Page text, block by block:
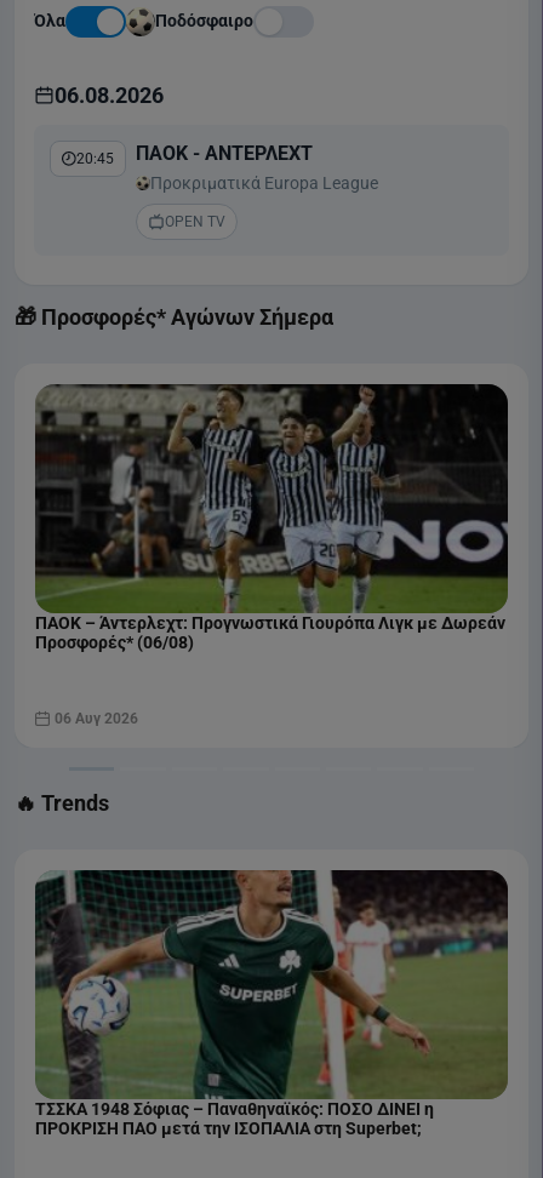
Όλα Ποδόσφαιρο
06.08.2026
20:45 ΠΑΟΚ - ΑΝΤΕΡΛΕΧΤ
Προκριματικά Europa League
OPEN TV
🎁 Προσφορές* Αγώνων Σήμερα
ΠΑΟΚ – Άντερλεχτ: Προγνωστικά Γιουρόπα Λιγκ με Δωρεάν
Προσφορές* (06/08)
06 Αυγ 2026
🔥 Trends
ΤΣΣΚΑ 1948 Σόφιας – Παναθηναϊκός: ΠΟΣΟ ΔΙΝΕΙ η
ΠΡΟΚΡΙΣΗ ΠΑΟ μετά την ΙΣΟΠΑΛΙΑ στη Superbet;